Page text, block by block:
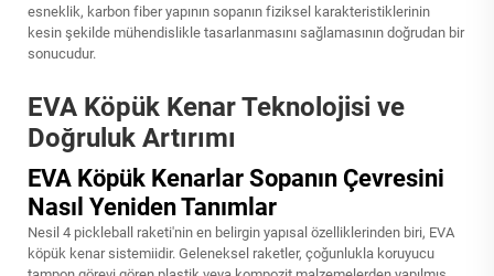
esneklik, karbon fiber yapının sopanın fiziksel karakteristiklerinin
kesin şekilde mühendislikle tasarlanmasını sağlamasının doğrudan bir
sonucudur.
EVA Köpük Kenar Teknolojisi ve
Doğruluk Artırımı
EVA Köpük Kenarlar Sopanın Çevresini
Nasıl Yeniden Tanımlar
Nesil 4 pickleball raketi'nin en belirgin yapısal özelliklerinden biri, EVA
köpük kenar sistemiidir. Geleneksel raketler, çoğunlukla koruyucu